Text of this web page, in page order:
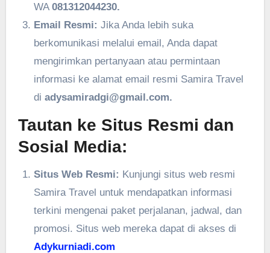
WA 081312044230.
Email Resmi: Jika Anda lebih suka
berkomunikasi melalui email, Anda dapat
mengirimkan pertanyaan atau permintaan
informasi ke alamat email resmi Samira Travel
di adysamiradgi@gmail.com.
Tautan ke Situs Resmi dan
Sosial Media:
Situs Web Resmi: Kunjungi situs web resmi
Samira Travel untuk mendapatkan informasi
terkini mengenai paket perjalanan, jadwal, dan
promosi. Situs web mereka dapat di akses di
Adykurniadi.com